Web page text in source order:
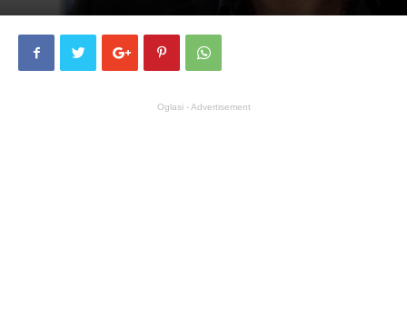
Oglasi - Advertisement